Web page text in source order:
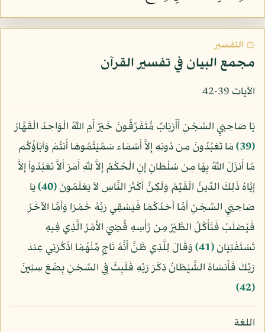
۞ التفسير
مجمع البيان في تفسير القرآن
الآيات 39-42
يَا صَاحِبَيِ السِّجْنِ أَأَرْبَابٌ مُّتَفَرِّقُونَ خَيْرٌ أَمِ اللّهُ الْوَاحِدُ الْقَهَّارُ
﴿39﴾
مَا تَعْبُدُونَ مِن دُونِهِ إِلاَّ أَسْمَاء سَمَّيْتُمُوهَا أَنتُمْ وَآبَآؤُكُم
مَّا أَنزَلَ اللّهُ بِهَا مِن سُلْطَانٍ إِنِ الْحُكْمُ إِلاَّ لِلّهِ أَمَرَ أَلاَّ تَعْبُدُواْ إِلاَّ
إِيَّاهُ ذَلِكَ الدِّينُ الْقَيِّمُ وَلَكِنَّ أَكْثَرَ النَّاسِ لاَ يَعْلَمُونَ﴿40﴾
يَا
صَاحِبَيِ السِّجْنِ أَمَّا أَحَدُكُمَا فَيَسْقِي رَبَّهُ خَمْرًا وَأَمَّا الآخَرُ
فَيُصْلَبُ فَتَأْكُلُ الطَّيْرُ مِن رَّأْسِهِ قُضِيَ الأَمْرُ الَّذِي فِيهِ
تَسْتَفْتِيَانِ﴿41﴾
وَقَالَ لِلَّذِي ظَنَّ أَنَّهُ نَاجٍ مِّنْهُمَا اذْكُرْنِي عِندَ
رَبِّكَ فَأَنسَاهُ الشَّيْطَانُ ذِكْرَ رَبِّهِ فَلَبِثَ فِي السِّجْنِ بِضْعَ سِنِينَ
﴿42﴾
اللغة